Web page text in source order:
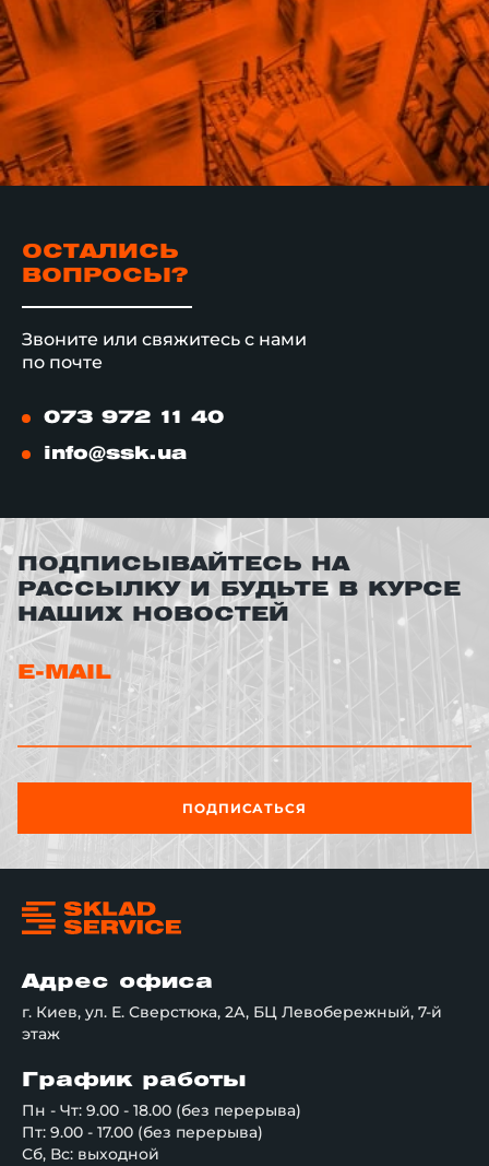
ОСТАЛИСЬ
ВОПРОСЫ?
Звоните или свяжитесь с нами
по почте
073 972 11 40
info@ssk.ua
ПОДПИСЫВАЙТЕСЬ НА
РАССЫЛКУ И БУДЬТЕ В КУРСЕ
НАШИХ НОВОСТЕЙ
E-MAIL
ПОДПИСАТЬСЯ
Адрес офиса
г. Киев, ул. Е. Сверстюка, 2А, БЦ Левобережный, 7-й
этаж
График работы
Пн - Чт: 9.00 - 18.00 (без перерыва)
Пт: 9.00 - 17.00 (без перерыва)
Сб, Вс: выходной